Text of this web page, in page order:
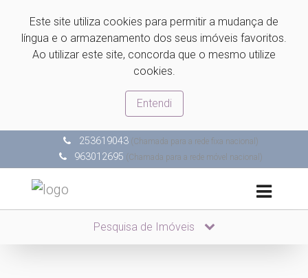
Este site utiliza cookies para permitir a mudança de
língua e o armazenamento dos seus imóveis favoritos.
Ao utilizar este site, concorda que o mesmo utilize
cookies.
Entendi
253619043(Chamada para a rede fixa nacional)
963012695 (Chamada para a rede móvel nacional)
Pesquisa de Imóveis